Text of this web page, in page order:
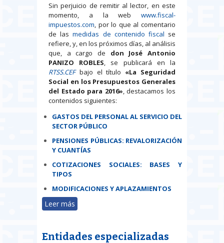
Sin perjuicio de remitir al lector, en este
momento, a la web www.fiscal-
impuestos.com , por lo que al comentario
de lasmedidas de contenido fiscal se
refiere, y, en los próximos días, al análisis
que, a cargo de don José Antonio
PANIZO ROBLES , se publicará en la
RTSS.CEFbajo el título «La Seguridad
Social en los Presupuestos Generales
del Estado para 2016» , destacamos los
contenidos siguientes:
GASTOS DEL PERSONAL AL SERVICIO DEL
SECTOR PÚBLICO
PENSIONES PÚBLICAS: REVALORIZACIÓN
Y CUANTÍAS
COTIZACIONES SOCIALES: BASES Y
TIPOS
MODIFICACIONES Y APLAZAMIENTOS
Leer más
Entidades especializadas